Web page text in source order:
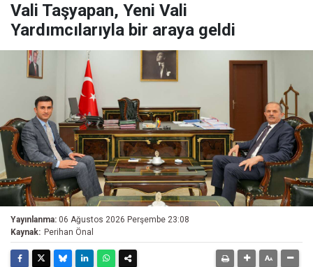
Vali Taşyapan, Yeni Vali
Yardımcılarıyla bir araya geldi
Yayınlanma: 06 Ağustos 2026 Perşembe 23:08
Kaynak: Perihan Önal